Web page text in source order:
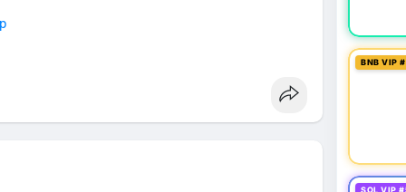
BNB VIP
SOL VIP